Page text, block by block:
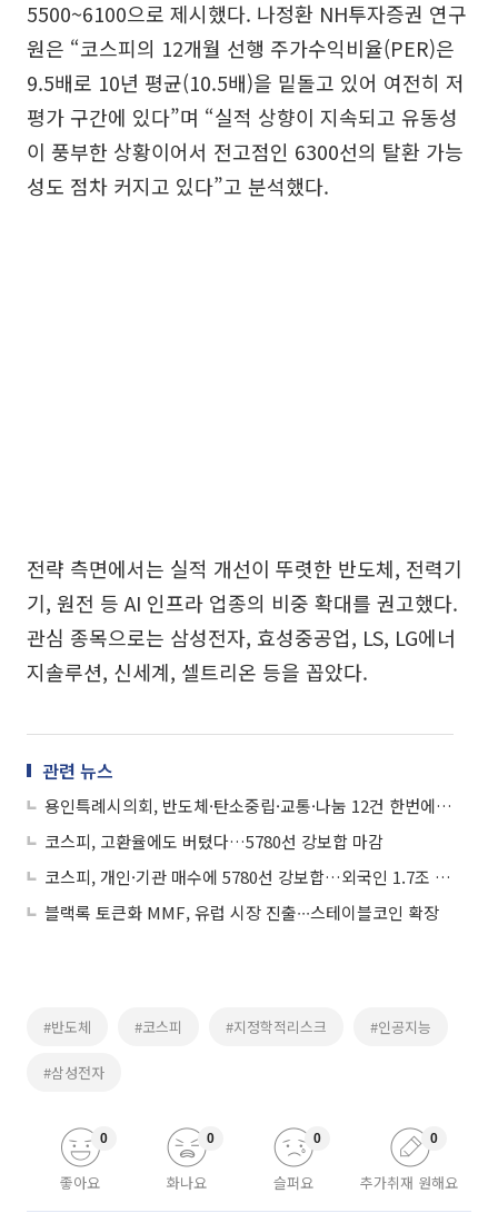
5500~6100으로 제시했다. 나정환 NH투자증권 연구
원은 “코스피의 12개월 선행 주가수익비율(PER)은
9.5배로 10년 평균(10.5배)을 밑돌고 있어 여전히 저
평가 구간에 있다”며 “실적 상향이 지속되고 유동성
이 풍부한 상황이어서 전고점인 6300선의 탈환 가능
성도 점차 커지고 있다”고 분석했다.
전략 측면에서는 실적 개선이 뚜렷한 반도체, 전력기
기, 원전 등 AI 인프라 업종의 비중 확대를 권고했다.
관심 종목으로는 삼성전자, 효성중공업, LS, LG에너
지솔루션, 신세계, 셀트리온 등을 꼽았다.
관련 뉴스
용인특례시의회, 반도체·탄소중립·교통·나눔 12건 한번에 처리
코스피, 고환율에도 버텼다…5780선 강보합 마감
코스피, 개인·기관 매수에 5780선 강보합…외국인 1.7조 매도
블랙록 토큰화 MMF, 유럽 시장 진출∙∙∙스테이블코인 확장
#반도체 #코스피 #지정학적리스크 #인공지능
#삼성전자
좋아요
0
화나요
0
슬퍼요
0
추가취재 원해요
0